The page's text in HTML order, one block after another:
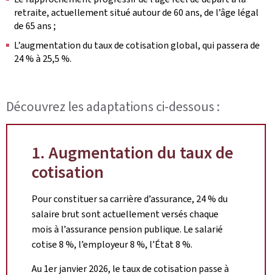
retraite, actuellement situé autour de 60 ans, de l’âge légal
de 65 ans ;
L’augmentation du taux de cotisation global, qui passera de
24 % à 25,5 %.
Découvrez les adaptations ci-dessous :
1. Augmentation du taux de
cotisation
Pour constituer sa carrière d’assurance, 24 % du
salaire brut sont actuellement versés chaque
mois à l’assurance pension publique. Le salarié
cotise 8 %, l’employeur 8 %, l’État 8 %.
Au 1er janvier 2026, le taux de cotisation passe à